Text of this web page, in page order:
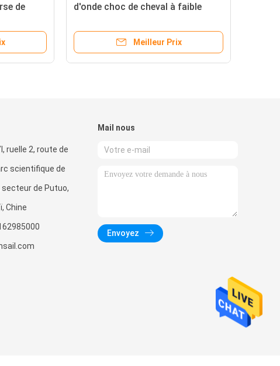
de
d'onde choc de cheval à faible
Meilleur Prix
ruelle 2, route de
scientifique de
secteur de Putuo,
Chine
Mail nous
Envoyez